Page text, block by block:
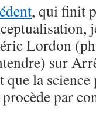
, qui finit
Lordon
sur
la
par